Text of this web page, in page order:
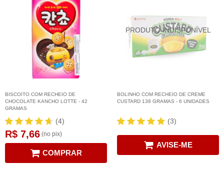
BISCOITO COM RECHEIO DE
CHOCOLATE KANCHO LOTTE - 42
GRAMAS
(4)
R$ 7,66 (no pix)
COMPRAR
BOLINHO COM RECHEIO DE CREME
CUSTARD 138 GRAMAS - 6 UNIDADES
(3)
AVISE-ME